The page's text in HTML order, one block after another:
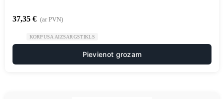
37,35 € (ar PVN)
KORPUSA AIZSARGSTIKLS
Pievienot grozam